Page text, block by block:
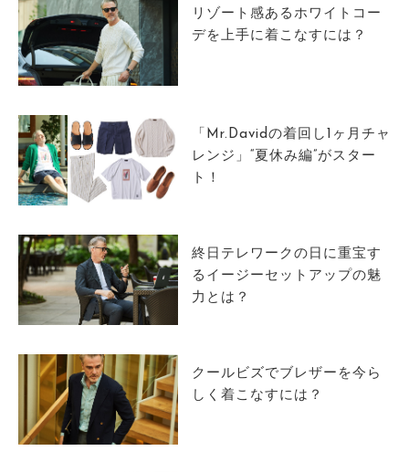
リゾート感あるホワイトコー
デを上手に着こなすには？
「Mr.Davidの着回し1ヶ月チャ
レンジ」“夏休み編”がスター
ト！
終日テレワークの日に重宝す
るイージーセットアップの魅
力とは？
クールビズでブレザーを今ら
しく着こなすには？
サイトマップ